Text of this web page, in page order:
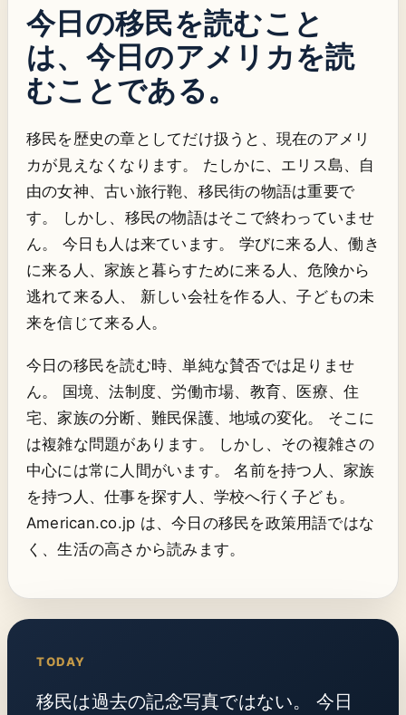
今日の移民を読むこと
は、今日のアメリカを読
むことである。
移民を歴史の章としてだけ扱うと、現在のアメリ
カが見えなくなります。 たしかに、エリス島、自
由の女神、古い旅行鞄、移民街の物語は重要で
す。 しかし、移民の物語はそこで終わっていませ
ん。 今日も人は来ています。 学びに来る人、働き
に来る人、家族と暮らすために来る人、危険から
逃れて来る人、 新しい会社を作る人、子どもの未
来を信じて来る人。
今日の移民を読む時、単純な賛否では足りませ
ん。 国境、法制度、労働市場、教育、医療、住
宅、家族の分断、難民保護、地域の変化。 そこに
は複雑な問題があります。 しかし、その複雑さの
中心には常に人間がいます。 名前を持つ人、家族
を持つ人、仕事を探す人、学校へ行く子ども。
American.co.jp は、今日の移民を政策用語ではな
く、生活の高さから読みます。
TODAY
移民は過去の記念写真ではない。 今日